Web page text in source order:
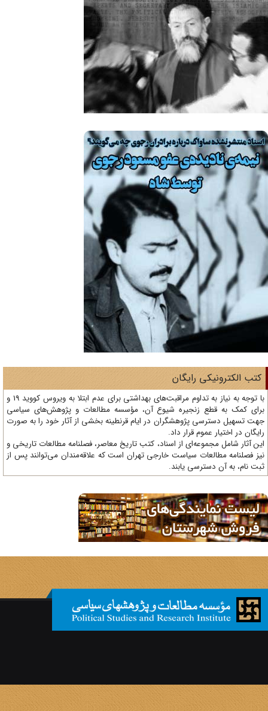
الکترونیکی رایگان
با توجه به نیاز به تداوم مراقبت‌های بهداشتی برای عدم ابتلا به ویروس کووید 19 و
کمک به قطع زنجیره شیوع آن، مؤسسه مطالعات و پژوهش‌های سیاسی
تسهیل دسترسی پژوهشگران در ایام قرنطینه بخشی از آثار خود را به صورت
در اختیار عموم قرار داد.
آثار شامل مجموعه‌ای از اسناد، کتب تاریخ معاصر، فصلنامه‌ مطالعات تاریخی و
فصلنامه مطالعات سیاست خارجی تهران است که علاقه‌مندان می‌توانند پس از
نام، به آن دسترسی یابند.